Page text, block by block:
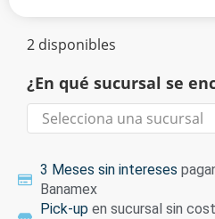
2 disponibles
¿En qué sucursal se
3 Meses sin intereses
Banamex
Pick-up en sucursal sin